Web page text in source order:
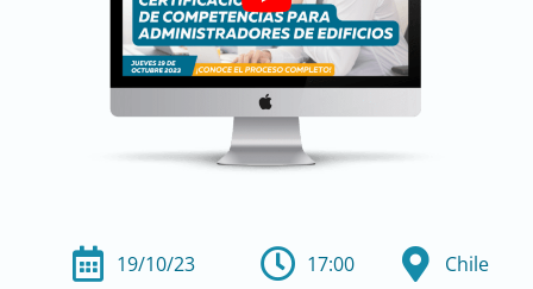
19/10/23 17:00 Chile